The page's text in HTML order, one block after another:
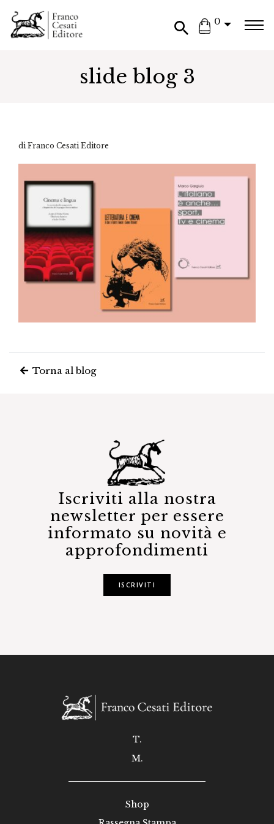
0
slide blog 3
di Franco Cesati Editore
Torna al blog
Iscriviti alla nostra
newsletter per essere
informato su novità e
approfondimenti
ISCRIVITI
T.
M.
Shop